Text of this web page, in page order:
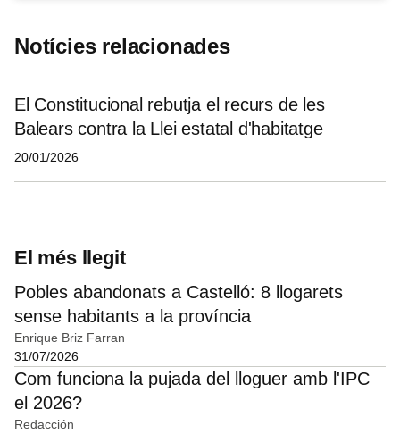
Notícies relacionades
El Constitucional rebutja el recurs de les
Balears contra la Llei estatal d'habitatge
20/01/2026
El més llegit
Pobles abandonats a Castelló: 8 llogarets
sense habitants a la província
Enrique Briz Farran
31/07/2026
Com funciona la pujada del lloguer amb l'IPC
el 2026?
Redacción